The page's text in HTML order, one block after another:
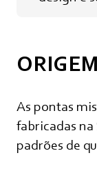
ORIGEM
As pontas
fabricadas na
padrões de